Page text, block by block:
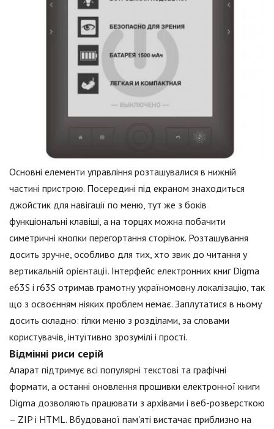
Основні елементи управління розташувалися в нижній
частині пристрою. Посередині під екраном знаходиться
джойстик для навігації по меню, тут же з боків
функціональні клавіші, а на торцях можна побачити
симетричні кнопки перегортання сторінок. Розташування
досить зручне, особливо для тих, хто звик до читання у
вертикальній орієнтації. Інтерфейс електронних книг Digma
e63S і r63S отримав грамотну україномовну локалізацію, так
що з освоєнням ніяких проблем немає. Заплутатися в ньому
досить складно: гілки меню з розділами, за словами
користувачів, інтуїтивно зрозумілі і прості.
Відмінні риси серій
Апарат підтримує всі популярні текстові та графічні
формати, а останні оновлення прошивки електронної книги
Digma дозволяють працювати з архівами і веб-розверсткою
– ZIP і HTML. Вбудованої пам'яті вистачає приблизно на